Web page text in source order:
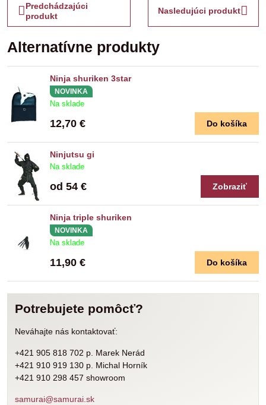
Predchádzajúci
produkt
Nasledujúci produkt
Alternatívne produkty
Ninja shuriken 3star
NOVINKA
Na sklade
12,70 € Do košíka
Ninjutsu gi
Na sklade
od 54 € Zobraziť
Ninja triple shuriken
NOVINKA
Na sklade
11,90 € Do košíka
Potrebujete pomôcť?
Neváhajte nás kontaktovať:
+421 905 818 702 p. Marek Nerád
+421 910 919 130 p. Michal Horník
+421 910 298 457 showroom
samurai@samurai.sk